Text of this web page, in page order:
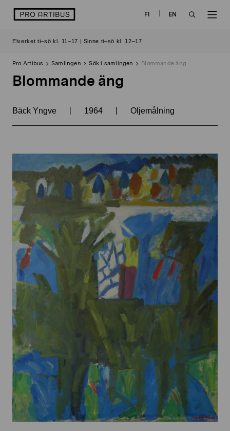
logo FI
EN
Elverket ti–sö kl. 11–17 | Sinne ti–sö kl. 12–17
Pro Artibus Samlingen Sök i samlingen Blommande äng
Blommande äng
Bäck Yngve | 1964 | Oljemålning